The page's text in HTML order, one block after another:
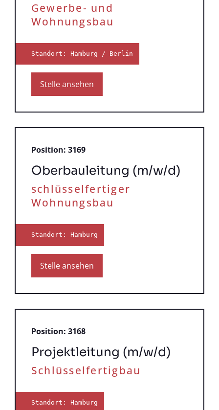
Gewerbe- und
Wohnungsbau
Standort: Hamburg / Berlin
Stelle ansehen
Position: 3169
Oberbauleitung (m/w/d)
schlüsselfertiger
Wohnungsbau
Standort: Hamburg
Stelle ansehen
Position: 3168
Projektleitung (m/w/d)
Schlüsselfertigbau
Standort: Hamburg